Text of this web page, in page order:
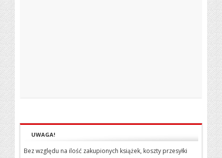
UWAGA!
Bez względu na ilość zakupionych książek, koszty przesyłki